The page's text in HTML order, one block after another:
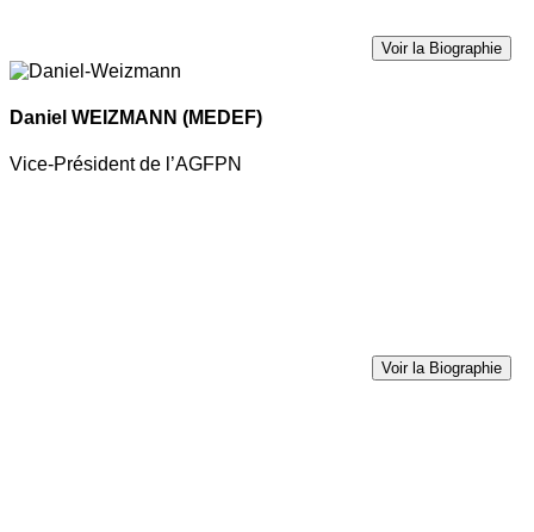
Voir la Biographie
Daniel WEIZMANN (MEDEF)
Vice-Président de l’AGFPN
Voir la Biographie